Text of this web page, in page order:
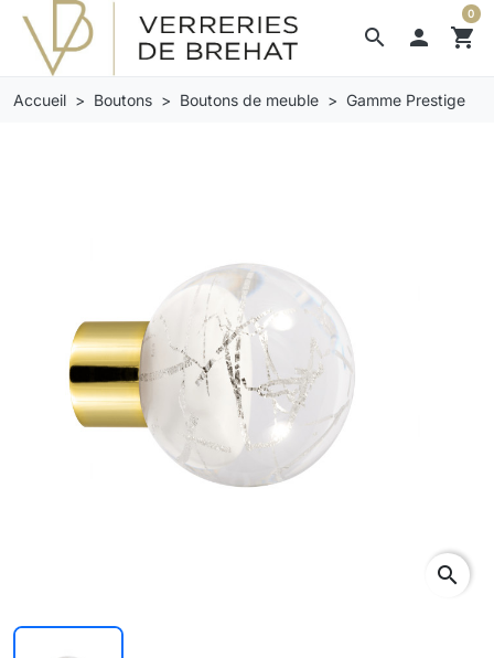
search  shopping_cart
0
Accueil Boutons Boutons de meuble Gamme Prestige
search